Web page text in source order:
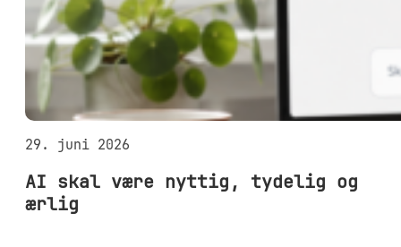
29. juni 2026
AI skal være nyttig, tydelig og
ærlig